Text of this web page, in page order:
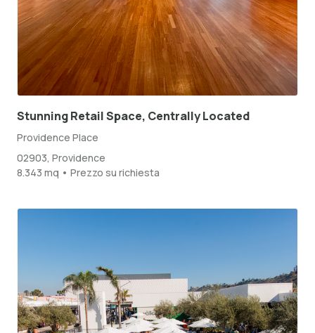
Stunning Retail Space, Centrally Located
Providence Place
02903, Providence
8.343 mq • Prezzo su richiesta